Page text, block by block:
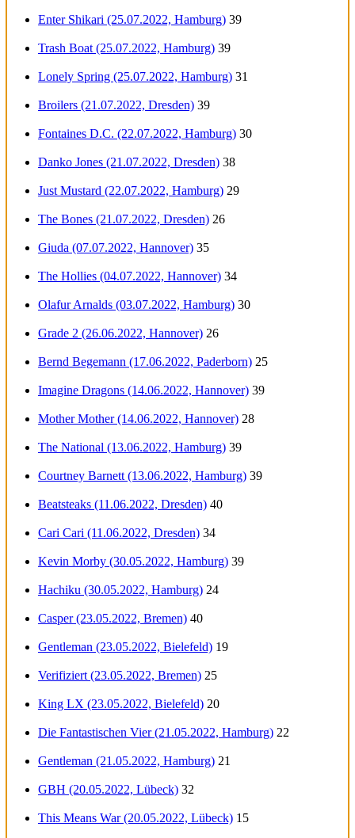
Enter Shikari (25.07.2022, Hamburg) 39
Trash Boat (25.07.2022, Hamburg) 39
Lonely Spring (25.07.2022, Hamburg) 31
Broilers (21.07.2022, Dresden) 39
Fontaines D.C. (22.07.2022, Hamburg) 30
Danko Jones (21.07.2022, Dresden) 38
Just Mustard (22.07.2022, Hamburg) 29
The Bones (21.07.2022, Dresden) 26
Giuda (07.07.2022, Hannover) 35
The Hollies (04.07.2022, Hannover) 34
Olafur Arnalds (03.07.2022, Hamburg) 30
Grade 2 (26.06.2022, Hannover) 26
Bernd Begemann (17.06.2022, Paderborn) 25
Imagine Dragons (14.06.2022, Hannover) 39
Mother Mother (14.06.2022, Hannover) 28
The National (13.06.2022, Hamburg) 39
Courtney Barnett (13.06.2022, Hamburg) 39
Beatsteaks (11.06.2022, Dresden) 40
Cari Cari (11.06.2022, Dresden) 34
Kevin Morby (30.05.2022, Hamburg) 39
Hachiku (30.05.2022, Hamburg) 24
Casper (23.05.2022, Bremen) 40
Gentleman (23.05.2022, Bielefeld) 19
Verifiziert (23.05.2022, Bremen) 25
King LX (23.05.2022, Bielefeld) 20
Die Fantastischen Vier (21.05.2022, Hamburg) 22
Gentleman (21.05.2022, Hamburg) 21
GBH (20.05.2022, Lübeck) 32
This Means War (20.05.2022, Lübeck) 15